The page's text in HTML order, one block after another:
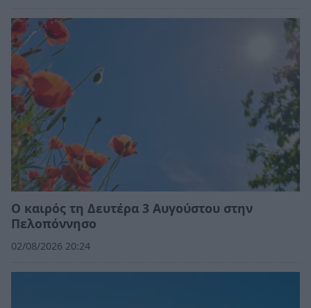
Ο καιρός τη Δευτέρα 3 Αυγούστου στην
Πελοπόννησο
02/08/2026 20:24